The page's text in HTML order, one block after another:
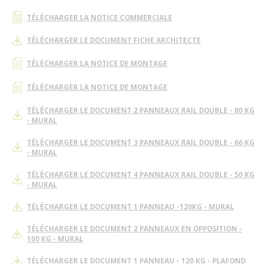
TÉLÉCHARGER LA NOTICE COMMERCIALE
TÉLÉCHARGER LE DOCUMENT FICHE ARCHITECTE
TÉLÉCHARGER LA NOTICE DE MONTAGE
TÉLÉCHARGER LA NOTICE DE MONTAGE
TÉLÉCHARGER LE DOCUMENT 2 PANNEAUX RAIL DOUBLE - 80 KG
- MURAL
TÉLÉCHARGER LE DOCUMENT 3 PANNEAUX RAIL DOUBLE - 66 KG
- MURAL
TÉLÉCHARGER LE DOCUMENT 4 PANNEAUX RAIL DOUBLE - 50 KG
- MURAL
TÉLÉCHARGER LE DOCUMENT 1 PANNEAU -120KG - MURAL
TÉLÉCHARGER LE DOCUMENT 2 PANNEAUX EN OPPOSITION -
100 KG - MURAL
TÉLÉCHARGER LE DOCUMENT 1 PANNEAU - 120 KG - PLAFOND